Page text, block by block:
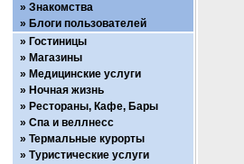
Знакомства
Блоги пользователей
Гостиницы
Магазины
Медицинские услуги
Ночная жизнь
Рестораны, Кафе, Бары
Спа и веллнесс
Термальные курорты
Туристические услуги